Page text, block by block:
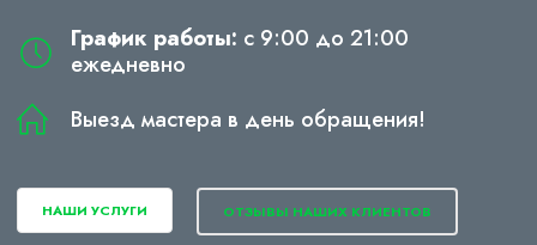
График работы: с 9:00 до 21:00
ежедневно
Выезд мастера в день обращения!
НАШИ УСЛУГИ ОТЗЫВЫ НАШИХ КЛИЕНТОВ